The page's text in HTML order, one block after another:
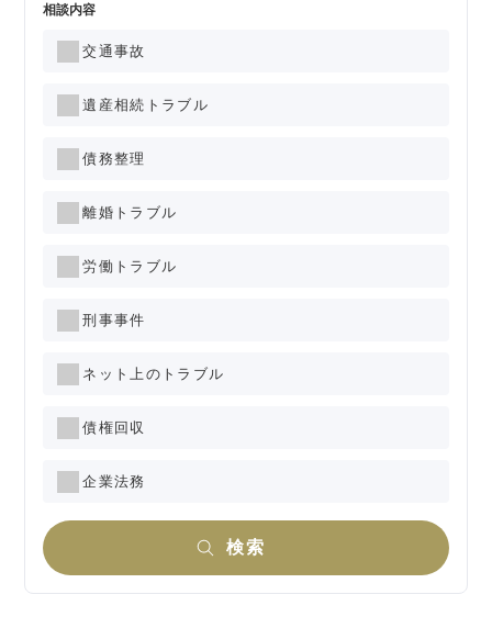
企業法務
相談内容
交通事故
遺産相続トラブル
債務整理
離婚トラブル
労働トラブル
刑事事件
ネット上のトラブル
債権回収
企業法務
検索